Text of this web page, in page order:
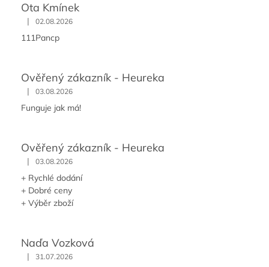
Ota Kmínek
| 02.08.2026
111Pancp
Ověřený zákazník - Heureka
| 03.08.2026
Funguje jak má!
Ověřený zákazník - Heureka
| 03.08.2026
+ Rychlé dodání
+ Dobré ceny
+ Výběr zboží
Naďa Vozková
| 31.07.2026